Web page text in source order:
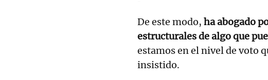
De este modo, ha abogado
estructurales de algo que
estamos en el nivel de voto
insistido.